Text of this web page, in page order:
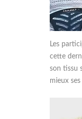
Les
cette
son tissu
mieux